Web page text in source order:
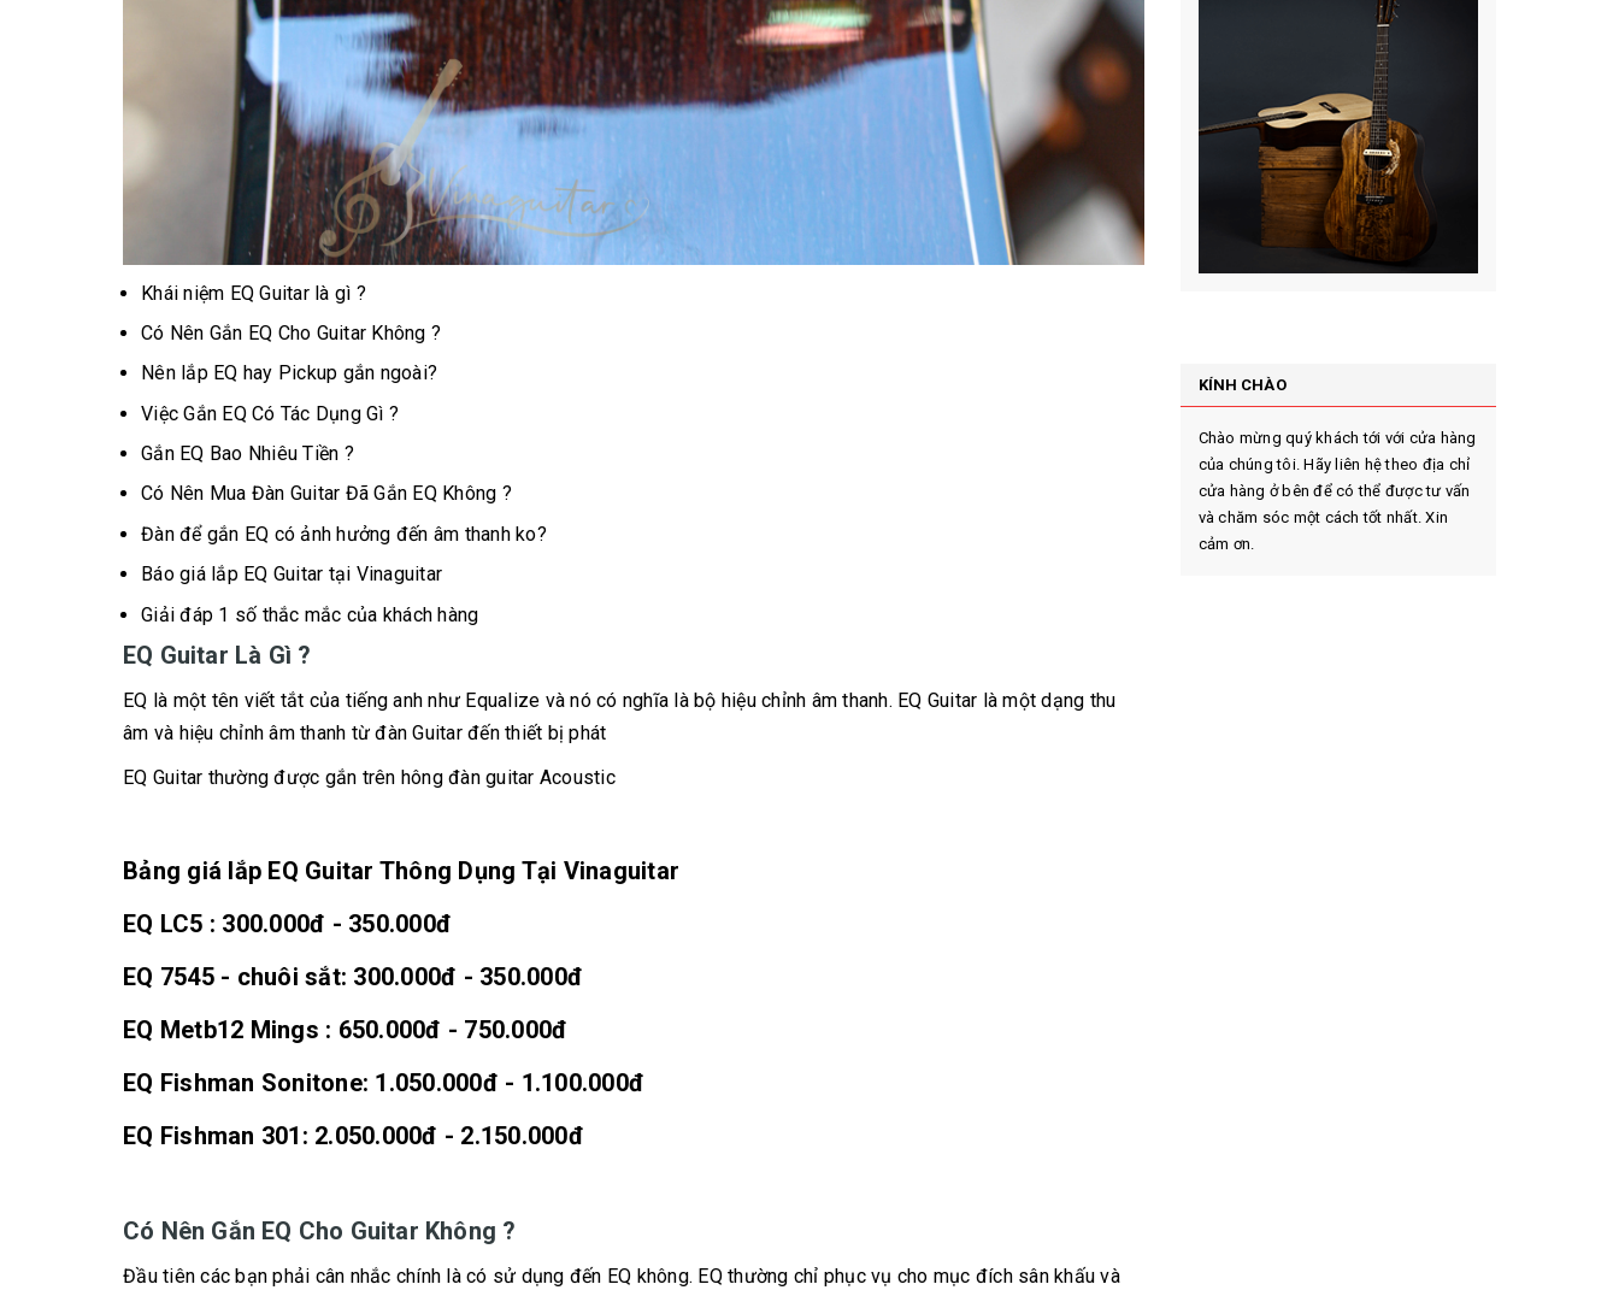
Khái niệm EQ Guitar là gì ?
Có Nên Gắn EQ Cho Guitar Không ?
Nên lắp EQ hay Pickup gắn ngoài?
Việc Gắn EQ Có Tác Dụng Gì ?
Gắn EQ Bao Nhiêu Tiền ?
Có Nên Mua Đàn Guitar Đã Gắn EQ Không ?
Đàn để gắn EQ có ảnh hưởng đến âm thanh ko?
Báo giá lắp EQ Guitar tại Vinaguitar
Giải đáp 1 số thắc mắc của khách hàng
EQ Guitar Là Gì ?
EQ là một tên viết tắt của tiếng anh như Equalize và nó có nghĩa là bộ hiệu chỉnh âm thanh. EQ Guitar là một dạng thu
âm và hiệu chỉnh âm thanh từ đàn Guitar đến thiết bị phát
EQ Guitar thường được gắn trên hông đàn guitar Acoustic
Bảng giá lắp EQ Guitar Thông Dụng Tại Vinaguitar
EQ LC5 : 300.000đ - 350.000đ
EQ 7545 - chuôi sắt: 300.000đ - 350.000đ
EQ Metb12 Mings : 650.000đ - 750.000đ
EQ Fishman Sonitone: 1.050.000đ - 1.100.000đ
EQ Fishman 301: 2.050.000đ - 2.150.000đ
Có Nên Gắn EQ Cho Guitar Không ?
Đầu tiên các bạn phải cân nhắc chính là có sử dụng đến EQ không. EQ thường chỉ phục vụ cho mục đích sân khấu và
KÍNH CHÀO
Chào mừng quý khách tới với cửa hàng
của chúng tôi. Hãy liên hệ theo địa chỉ
cửa hàng ở bên để có thể được tư vấn
và chăm sóc một cách tốt nhất. Xin
cảm ơn.